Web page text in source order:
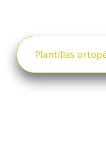
Plantillas